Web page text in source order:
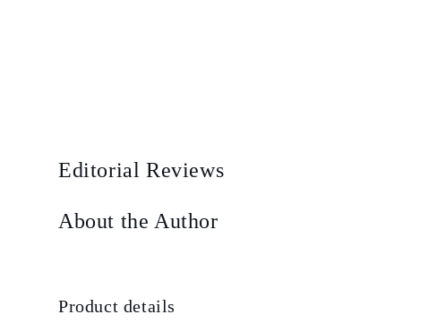
Editorial Reviews
About the Author
Product details